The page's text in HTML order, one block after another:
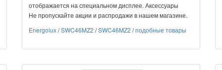
отображается на специальном дисплее. Аксессуары
Не пропускайте акции и распродажи в нашем магазине.
Energolux/SWC46MZ2 /SWC46MZ2 /подобные товары